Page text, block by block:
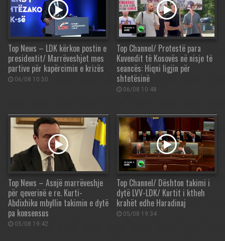
Top News – LDK kërkon postin e
presidentit/ Marrëveshjet mes
partive për kapërcimin e krizës
06/08 10:50
Top Channel/ Protestë para
Kuvendit të Kosovës në nisje të
seancës: Hiqni ligjin për
shtetësinë
06/08 10:48
Top News – Asnjë marrëveshje
për qeverinë e re. Kurti-
Abdixhiku mbyllin takimin e dytë
pa konsensus
05/08 19:42
Top Channel/ Dështon takimi i
dytë LVV-LDK/ Kurtit i ktheh
krahët edhe Haradinaj
05/08 19:34